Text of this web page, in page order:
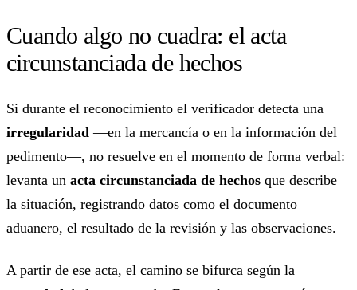
Cuando algo no cuadra: el acta
circunstanciada de hechos
Si durante el reconocimiento el verificador detecta una
irregularidad —en la mercancía o en la información del
pedimento—, no resuelve en el momento de forma verbal:
levanta un acta circunstanciada de hechos que describe
la situación, registrando datos como el documento
aduanero, el resultado de la revisión y las observaciones.
A partir de ese acta, el camino se bifurca según la